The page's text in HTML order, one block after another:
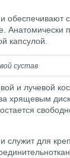
Анатомически
капсулой.
и лучевой
хрящевым
служит для